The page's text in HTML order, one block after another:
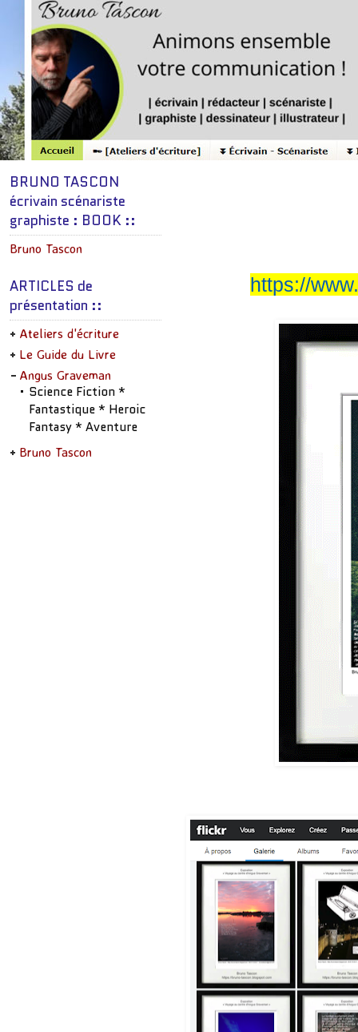
BRUNO TASCON
écrivain scénariste
graphiste : BOOK ::
Bruno Tascon
ARTICLES de
présentation ::
Ateliers d'écriture
Le Guide du Livre
Angus Graveman
Science Fiction *
Fantastique * Heroic
Fantasy * Aventure
Bruno Tascon
https://